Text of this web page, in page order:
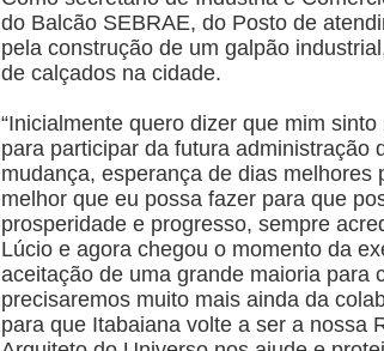
do Balcão SEBRAE, do Posto de
pela construção de um galpão
de calçados na cidade.
“Inicialmente quero dizer que mim
para participar da futura administração
mudança, esperança de dias
melhor que eu possa fazer para que
prosperidade e progresso, sempre
Lúcio e agora chegou o momento da
aceitação de uma grande maioria para
precisaremos muito mais ainda da
para que Itabaiana volte a ser a nossa